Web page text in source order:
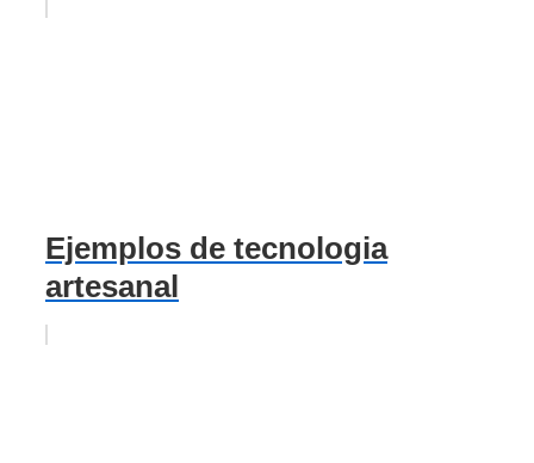
Ejemplos de tecnologia
artesanal